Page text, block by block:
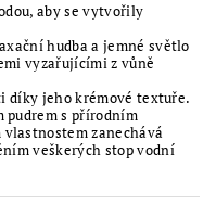
aby se vytvořily
hudba a jemné světlo
vyzařujícími z vůně
díky jeho krémové textuře.
pudrem s přírodním
zanechává
veškerých stop vodní